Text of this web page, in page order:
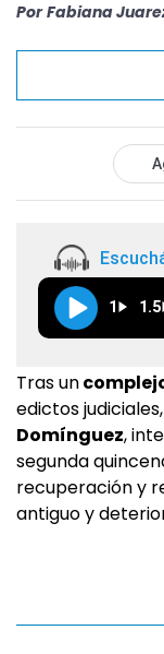
Por Fabiana
1 1.5
Tras un
edictos
Domínguez,
segunda
recuperación y
antiguo y